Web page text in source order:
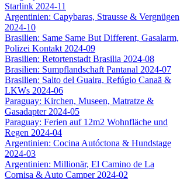
Starlink 2024-11
Argentinien: Capybaras, Strausse & Vergnügen
2024-10
Brasilien: Same Same But Different, Gasalarm,
Polizei Kontakt 2024-09
Brasilien: Retortenstadt Brasilia 2024-08
Brasilien: Sumpflandschaft Pantanal 2024-07
Brasilien: Salto del Guaira, Refúgio Canaã &
LKWs 2024-06
Paraguay: Kirchen, Museen, Matratze &
Gasadapter 2024-05
Paraguay: Ferien auf 12m2 Wohnfläche und
Regen 2024-04
Argentinien: Cocina Autóctona & Hundstage
2024-03
Argentinien: Millionär, El Camino de La
Cornisa & Auto Camper 2024-02